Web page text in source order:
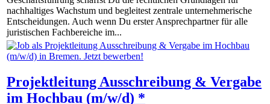
nachhaltiges Wachstum und begleitest zentrale unternehmerische
Entscheidungen. Auch wenn Du erster Ansprechpartner für alle
juristischen Fachbereiche im...
Projektleitung Ausschreibung & Vergabe
im Hochbau (m/w/d) *